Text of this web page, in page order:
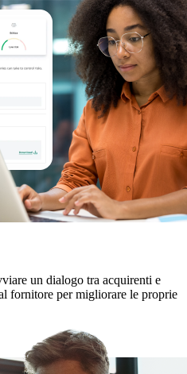
un dialogo tra acquirenti e
fornitore per migliorare le proprie